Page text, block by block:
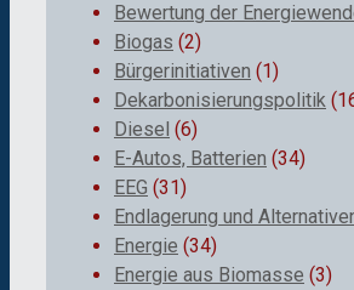
Bewertung der
Biogas (2)
Bürgerinitiativen (1)
Dekarbonisierungspolitik
Diesel (6)
E-Autos, Batterien (34)
EEG (31)
Endlagerung und
Energie (34)
Energie aus Biomasse (3)